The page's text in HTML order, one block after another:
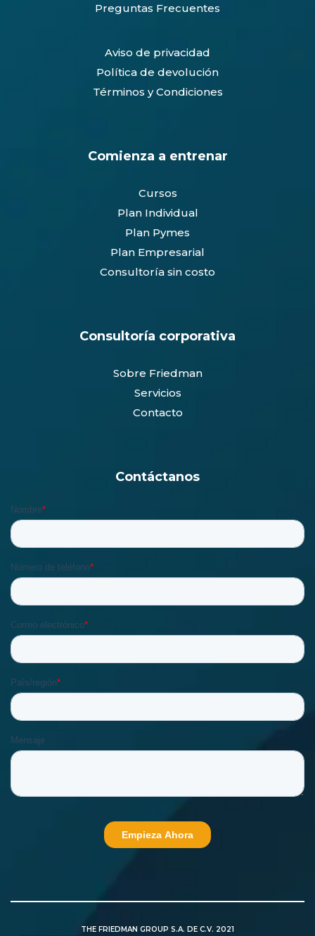
Preguntas Frecuentes
Aviso de privacidad
Política de devolución
Términos y Condiciones
Comienza a entrenar
Cursos
Plan Individual
Plan Pymes
Plan Empresarial
Consultoría sin costo
Consultoría corporativa
Sobre Friedman
Servicios
Contacto
Contáctanos
THE FRIEDMAN GROUP S.A. DE C.V. 2021